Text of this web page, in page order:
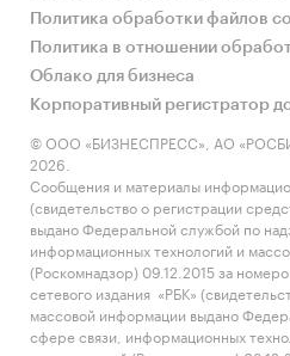
Политика обработки файлов
Политика в отношении
Облако для бизнеса
Корпоративный регистратор
© ООО «БИЗНЕСПРЕСС», АО
2026.
Сообщения и материалы
(свидетельство о регистрации
выдано Федеральной службой по
информационных технологий и
(Роскомнадзор) 09.12.2015 за
сетевого издания «РБК»
массовой информации выдано
сфере связи, информационных